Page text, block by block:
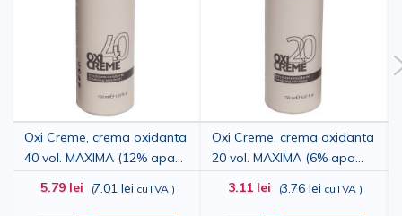
Oxi Creme, crema oxidanta
40 vol. MAXIMA (12% apa
5.79 lei (7.01 lei cuTVA )
Oxi Creme, crema oxidanta
20 vol. MAXIMA (6% apa
3.11 lei (3.76 lei cuTVA )